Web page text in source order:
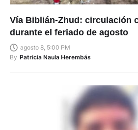
Vía Biblián-Zhud: circulación
durante el feriado de agosto
agosto 8, 5:00 PM
By Patricia Naula Herembás